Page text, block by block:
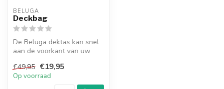
BELUGA
Deckbag
De Beluga dektas kan snel
aan de voorkant van uw
€49,95 €19,95
Op voorraad